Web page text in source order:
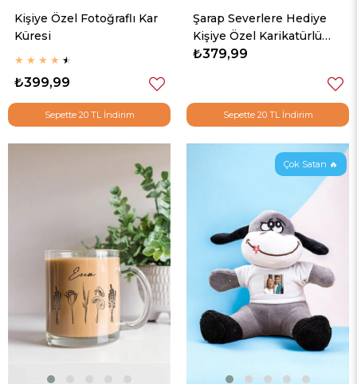
Kişiye Özel Fotoğraflı Kar
Küresi
★ ★ ★ ★ ★
₺399,99
Sepette 20 TL İndirim
Şarap Severlere Hediye
Kişiye Özel Karikatürlü
Kupa Bardak
₺379,99
Sepette 20 TL İndirim
Çok Satan 🔥